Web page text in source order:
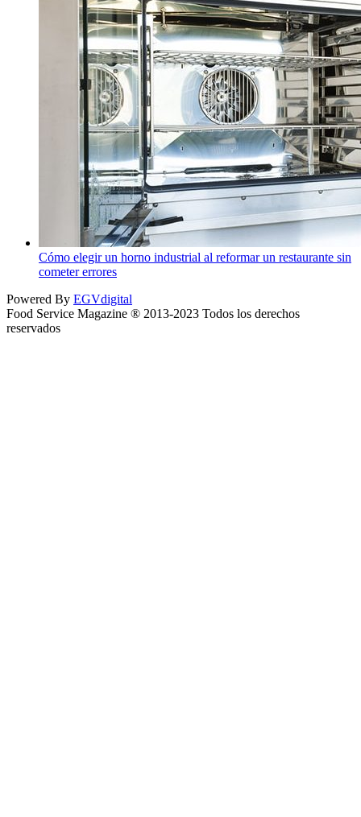
Cómo elegir un horno industrial al reformar un restaurante sin
cometer errores
Powered By EGVdigital
Food Service Magazine ® 2013-2023 Todos los derechos
reservados